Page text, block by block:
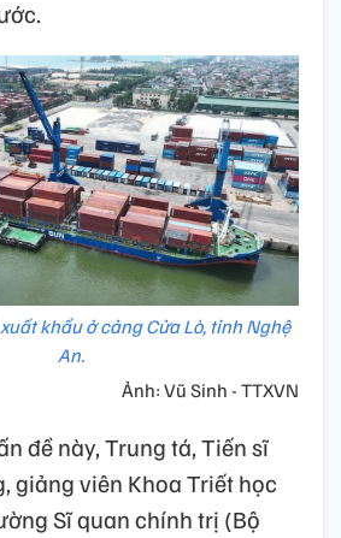
khẩu ở cảng Cửa Lò, tỉnh Nghệ
An.
Ảnh: Vũ Sinh - TTXVN
đề này, Trung tá, Tiến sĩ
giảng viên Khoa Triết học
Sĩ quan chính trị (Bộ